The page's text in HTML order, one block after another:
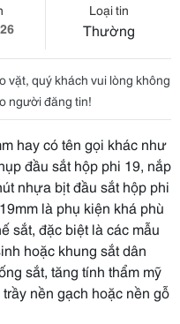
Loại tin
Thường
vặt, quý khách vui lòng không
người đăng tin!
hay có tên gọi khác như
đầu sắt hộp phi 19, nắp
nhựa bịt đầu sắt hộp phi
là phụ kiện khá phù
sắt, đặc biệt là các mẫu
hoặc khung sắt dân
sắt, tăng tính thẩm mỹ
nền gạch hoặc nền gỗ